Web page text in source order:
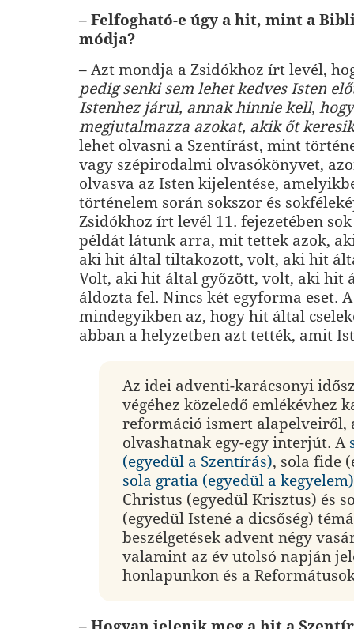
– Felfogható-e úgy a hit, mint a
módja?
– Azt mondja a Zsidókhoz írt levél,
pedig senki sem lehet kedves Isten
Istenhez járul, annak hinnie kell,
megjutalmazza azokat, akik őt
lehet olvasni a Szentírást, mint
vagy szépirodalmi olvasókönyvet,
olvasva az Isten kijelentése,
történelem során sokszor és
Zsidókhoz írt levél 11. fejezetében
példát látunk arra, mit tettek azok,
aki hit által tiltakozott, volt, aki hit
Volt, aki hit által győzött, volt, aki hit
áldozta fel. Nincs két egyforma eset.
mindegyikben az, hogy hit által
abban a helyzetben azt tették, amit
Az idei adventi-karácsonyi
végéhez közeledő emlékévhez
reformáció ismert alapelveiről,
olvashatnak egy-egy interjút. A
(egyedül a Szentírás), sola fide
sola gratia (egyedül a kegyelem)
Christus (egyedül Krisztus) és
(egyedül Istené a dicsőség)
beszélgetések advent négy
valamint az év utolsó napján
honlapunkon és a